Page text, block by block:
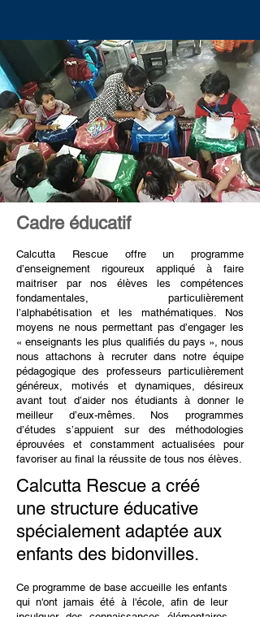
Cadre éducatif
Calcutta Rescue offre un programme
d’enseignement rigoureux appliqué à faire
maitriser par nos élèves les compétences
fondamentales, particulièrement
l’alphabétisation et les mathématiques. Nos
moyens ne nous permettant pas d’engager les
« enseignants les plus qualifiés du pays », nous
nous attachons à recruter dans notre équipe
pédagogique des professeurs particulièrement
généreux, motivés et dynamiques, désireux
avant tout d’aider nos étudiants à donner le
meilleur d’eux-mêmes. Nos programmes
d’études s’appuient sur des méthodologies
éprouvées et constamment actualisées pour
favoriser au final la réussite de tous nos élèves.
Calcutta Rescue a créé
une structure éducative
spécialement adaptée aux
enfants des bidonvilles.
Ce programme de base accueille les enfants
qui n'ont jamais été à l'école, afin de leur